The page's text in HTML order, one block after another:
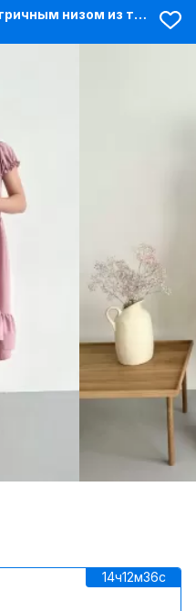
Миди платье с асимметричным низом из текстиля
14ч12м36c